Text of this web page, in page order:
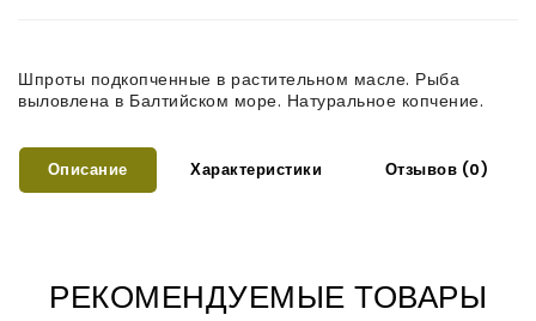
Шпроты подкопченные в растительном масле. Рыба
выловлена в Балтийском море. Натуральное копчение.
Описание Характеристики Отзывов (0)
РЕКОМЕНДУЕМЫЕ ТОВАРЫ